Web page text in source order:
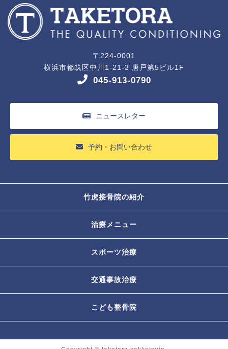
〒224-0001
横浜市都筑区中川1-21-3 唐戸第5ビル1F
045-913-0790
ニュースレター
予約・お問い合わせ
竹虎接骨院の紹介
治療メニュー
スポーツ治療
交通事故治療
こども整骨院